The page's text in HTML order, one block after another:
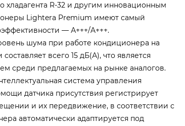
хладагента R-32 и другим инновационным
Lightera Premium имеют самый
— А+++/A+++.
шума при работе кондиционера на
всего 15 дБ(А), что является
среди предлагаемых на рынке аналогов.
система управления
датчика присутствия регистрирует
и их передвижение, в соответствии с
автоматически адаптируется под